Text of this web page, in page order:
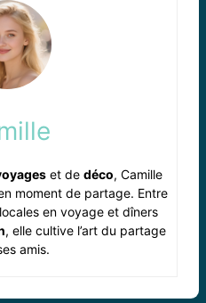
et de déco, Camille
moment de partage. Entre
en voyage et dîners
, elle cultive l’art du partage
amis.